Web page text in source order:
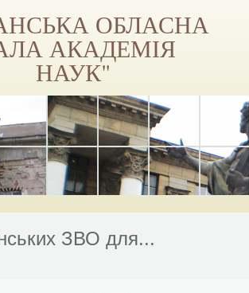
ОБЛАСНА
АКАДЕМІЯ
НАУК"
ЗВО для...